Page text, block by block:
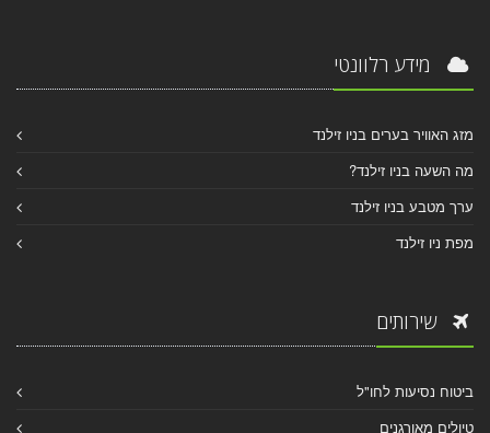
מידע רלוונטי
מזג האוויר בערים בניו זילנד
מה השעה בניו זילנד?
ערך מטבע בניו זילנד
מפת ניו זילנד
שירותים
ביטוח נסיעות לחו"ל
טיולים מאורגנים